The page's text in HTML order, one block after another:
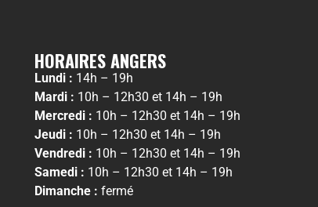
HORAIRES ANGERS
Lundi : 14h – 19h
Mardi : 10h – 12h30 et 14h – 19h
Mercredi : 10h – 12h30 et 14h – 19h
Jeudi : 10h – 12h30 et 14h – 19h
Vendredi : 10h – 12h30 et 14h – 19h
Samedi : 10h – 12h30 et 14h – 19h
Dimanche : fermé